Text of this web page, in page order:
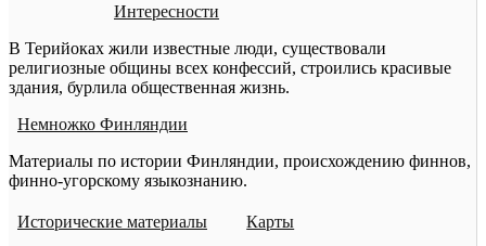
Интересности
В Терийоках жили известные люди, существовали
религиозные общины всех конфессий, строились красивые
здания, бурлила общественная жизнь.
Немножко Финляндии
Материалы по истории Финляндии, происхождению финнов,
финно-угорскому языкознанию.
Исторические материалы Карты